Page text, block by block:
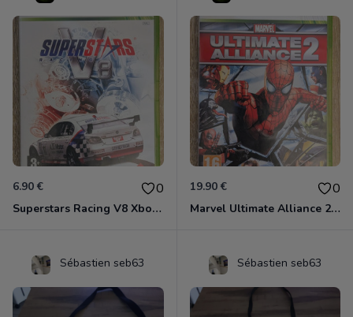
6.90 € 0
Superstars Racing V8 Xbox 360
19.90 € 0
Marvel Ultimate Alliance 2 Xbox 360
Sébastien seb63 Sébastien seb63